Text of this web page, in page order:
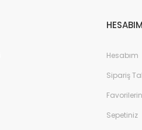
HESABIM
Hesabım
Sipariş
Sepetiniz